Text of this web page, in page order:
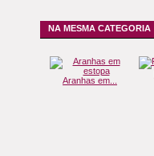
NA MESMA CATEGORIA
Aranhas em...